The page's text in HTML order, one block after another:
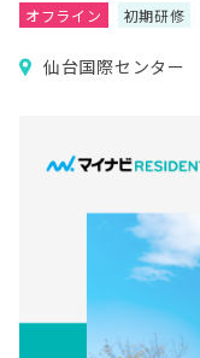
オフライン 初期研修
仙台国際センター